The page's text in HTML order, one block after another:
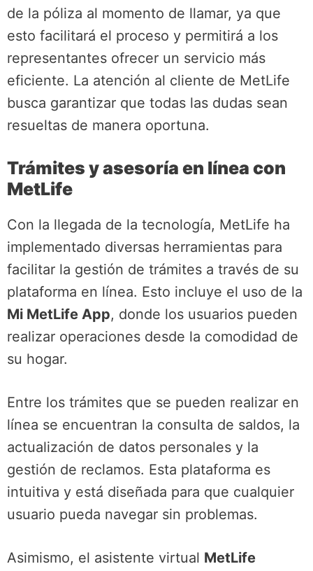
de la póliza al momento de llamar, ya que
esto facilitará el proceso y permitirá a los
representantes ofrecer un servicio más
eficiente. La atención al cliente de MetLife
busca garantizar que todas las dudas sean
resueltas de manera oportuna.
Trámites y asesoría en línea con
MetLife
Con la llegada de la tecnología, MetLife ha
implementado diversas herramientas para
facilitar la gestión de trámites a través de su
plataforma en línea. Esto incluye el uso de la
Mi MetLife App, donde los usuarios pueden
realizar operaciones desde la comodidad de
su hogar.
Entre los trámites que se pueden realizar en
línea se encuentran la consulta de saldos, la
actualización de datos personales y la
gestión de reclamos. Esta plataforma es
intuitiva y está diseñada para que cualquier
usuario pueda navegar sin problemas.
Asimismo, el asistente virtual MetLife